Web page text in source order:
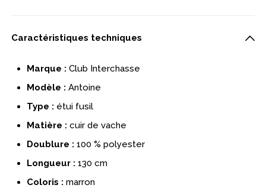
Caractéristiques techniques
Marque : Club Interchasse
Modèle : Antoine
Type : étui fusil
Matière : cuir de vache
Doublure : 100 % polyester
Longueur : 130 cm
Coloris : marron